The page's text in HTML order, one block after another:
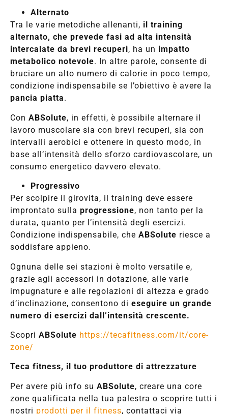
Alternato
Tra le varie metodiche allenanti, il training
alternato, che prevede fasi ad alta intensità
intercalate da brevi recuperi, ha un impatto
metabolico notevole. In altre parole, consente di
bruciare un alto numero di calorie in poco tempo,
condizione indispensabile se l’obiettivo è avere la
pancia piatta.
Con ABSolute, in effetti, è possibile alternare il
lavoro muscolare sia con brevi recuperi, sia con
intervalli aerobici e ottenere in questo modo, in
base all’intensità dello sforzo cardiovascolare, un
consumo energetico davvero elevato.
Progressivo
Per scolpire il girovita, il training deve essere
improntato sulla progressione, non tanto per la
durata, quanto per l’intensità degli esercizi.
Condizione indispensabile, che ABSolute riesce a
soddisfare appieno.
Ognuna delle sei stazioni è molto versatile e,
grazie agli accessori in dotazione, alle varie
impugnature e alle regolazioni di altezza e grado
d’inclinazione, consentono di eseguire un grande
numero di esercizi dall’intensità crescente.
Scopri ABSolute https://tecafitness.com/it/core-
zone/
Teca fitness, il tuo produttore di attrezzature
Per avere più info su ABSolute, creare una core
zone qualificata nella tua palestra o scoprire tutti i
nostri prodotti per il fitness, contattaci via